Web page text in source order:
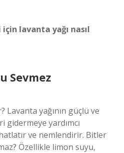
lavanta yağı nasıl
Sevmez
yağının güçlü ve
gidermeye yardımcı
ve nemlendirir. Bitler
Özellikle limon suyu,